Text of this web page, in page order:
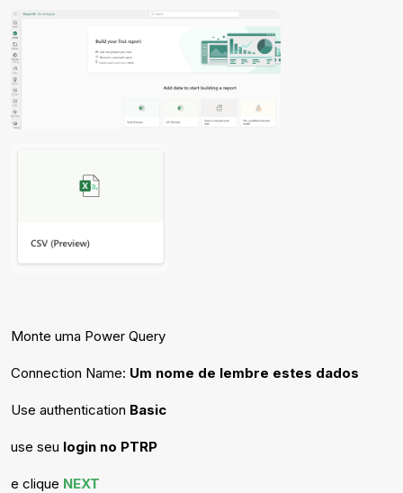
Monte uma Power Query
Connection Name: Um nome de lembre estes dados
Use authentication Basic
use seu login no PTRP
e clique NEXT